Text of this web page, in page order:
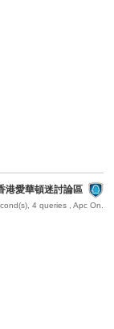
港愛華頓迷討論區
4 queries , Apc On.